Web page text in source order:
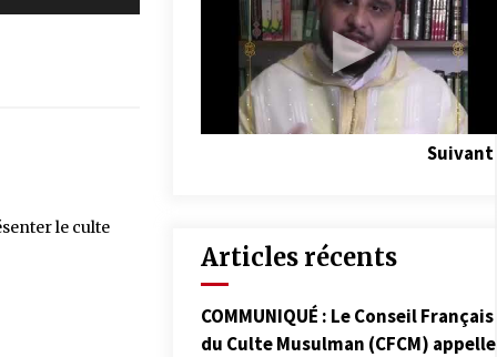
le culte
Suivant
Articles récents
COMMUNIQUÉ : Le Conseil Français
du Culte Musulman (CFCM) appelle